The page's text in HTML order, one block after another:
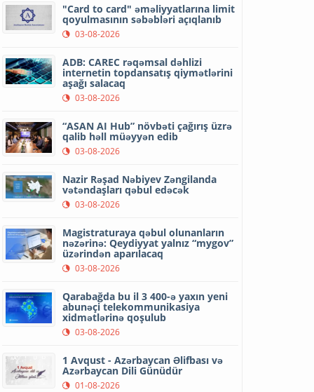
"Card to card" əməliyyatlarına limit
qoyulmasının səbəbləri açıqlanıb
03-08-2026
ADB: CAREC rəqəmsal dəhlizi
internetin topdansatış qiymətlərini
aşağı salacaq
03-08-2026
“ASAN AI Hub” növbəti çağırış üzrə
qalib həll müəyyən edib
03-08-2026
Nazir Rəşad Nəbiyev Zəngilanda
vətəndaşları qəbul edəcək
03-08-2026
Magistraturaya qəbul olunanların
nəzərinə: Qeydiyyat yalnız “mygov”
üzərindən aparılacaq
03-08-2026
Qarabağda bu il 3 400-ə yaxın yeni
abunəçi telekommunikasiya
xidmətlərinə qoşulub
03-08-2026
1 Avqust - Azərbaycan Əlifbası və
Azərbaycan Dili Günüdür
01-08-2026